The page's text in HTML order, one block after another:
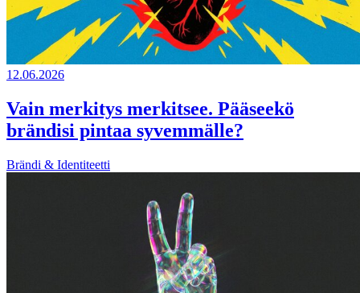
12.06.2026
Vain merkitys merkitsee. Pääseekö
brändisi pintaa syvemmälle?
Brändi & Identiteetti